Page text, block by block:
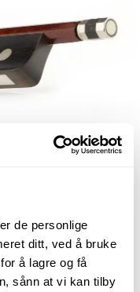
de personlige
ditt, ved å bruke
å lagre og få
sånn at vi kan tilby